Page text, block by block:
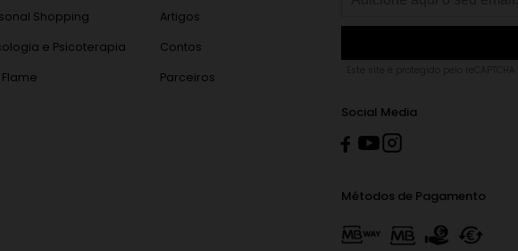
Shopping
e Psicoterapia
Flame
Artigos
Contos
Parceiros
Social Media
Métodos de Pagamento